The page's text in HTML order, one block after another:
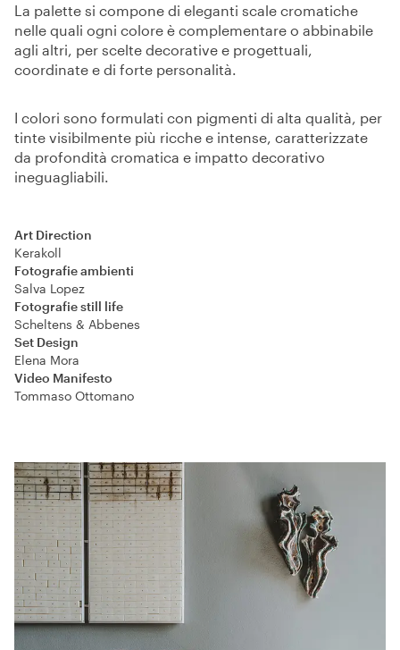
Art Direction
Kerakoll
Fotografie ambienti
Salva Lopez
Fotografie still life
Scheltens & Abbenes
Set Design
Elena Mora
Video Manifesto
Tommaso Ottomano
La palette si compone di eleganti scale cromatiche
nelle quali ogni colore è complementare o abbinabile
agli altri, per scelte decorative e progettuali,
coordinate e di forte personalità.
I colori sono formulati con pigmenti di alta qualità, per
tinte visibilmente più ricche e intense, caratterizzate
da profondità cromatica e impatto decorativo
ineguagliabili.